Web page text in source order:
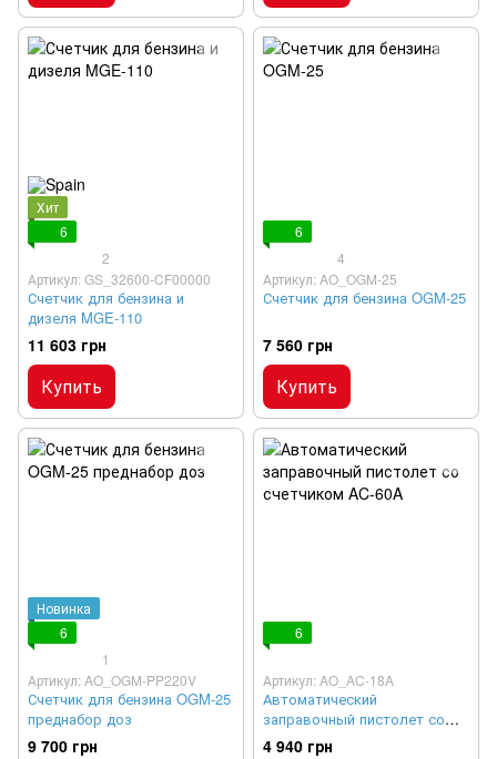
Хит
6
2
Артикул: GS_32600-CF00000
Счетчик для бензина и
дизеля MGE-110
11 603 грн
Купить
6
4
Артикул: AO_OGM-25
Счетчик для бензина OGM-25
7 560 грн
Купить
Новинка
6
1
Артикул: AO_OGM-PP220V
Счетчик для бензина OGM-25
преднабор доз
9 700 грн
6
Артикул: AO_AC-18A
Автоматический
заправочный пистолет со
счетчиком AC-60A
4 940 грн